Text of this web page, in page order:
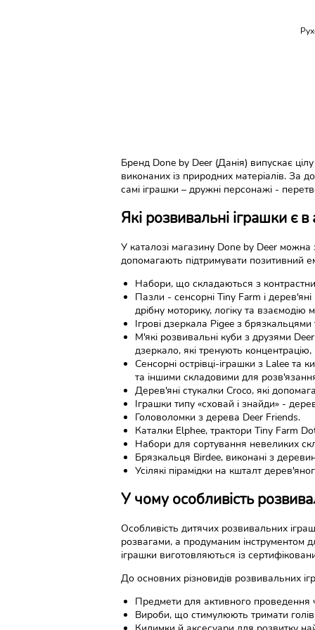
Бренд Done by Deer (Данія) випускає
виконаних із природних матеріалів. За
самі іграшки – дружні персонажі -
Які розвивальні іграшки є
У каталозі магазину Done by Deer можна
допомагають підтримувати позитивний
Набори, що складаються з
Пазли - сенсорні Tiny Farm і
дрібну моторику, логіку та
Ігрові дзеркала Pigee з
М'які розвивальні куби з друзями
дзеркало, які тренують
Сенсорні острівці-іграшки з Lalee та
та іншими складовими для
Дерев'яні стукалки Croco, які
Іграшки типу «сховай і знайди» -
Головоломки з дерева Deer Friends.
Каталки Elphee, трактори Tiny Farm
Набори для сортування невеликих
Брязкальця Birdee, виконані з
Усілякі пірамідки на кшталт
У чому особливість
Особливість дитячих розвивальних
розвагами, а продуманим інструментом
іграшки виготовляються із
До основних різновидів розвивальних
Предмети для активного проведення
Вироби, що стимулюють тримати